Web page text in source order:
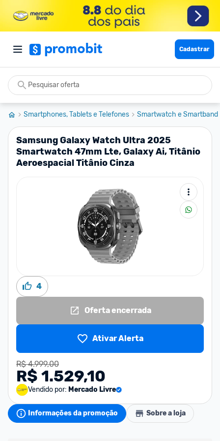
Cadastrar
Smartphones, Tablets e Telefones Smartwatch e Smartband
Samsung Galaxy Watch Ultra 2025
Smartwatch 47mm Lte, Galaxy Ai, Titânio
Aeroespacial Titânio Cinza
4
Oferta encerrada
Ativar Alerta
R$ 4.999,00
R$ 1.529,10
Vendido por: Mercado Livre
Informações da promoção Sobre a loja